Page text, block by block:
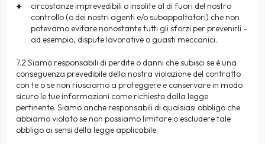
circostanze imprevedibili o insolite al di fuori del nostro
controllo (o dei nostri agenti e/o subappaltatori) che non
potevamo evitare nonostante tutti gli sforzi per prevenirli –
ad esempio, dispute lavorative o guasti meccanici.
7.2 Siamo responsabili di perdite o danni che subisci se è una
conseguenza prevedibile della nostra violazione del contratto
con te o se non riusciamo a proteggere e conservare in modo
sicuro le tue informazioni come richiesto dalla legge
pertinente. Siamo anche responsabili di qualsiasi obbligo che
abbiamo violato se non possiamo limitare o escludere tale
obbligo ai sensi della legge applicabile.